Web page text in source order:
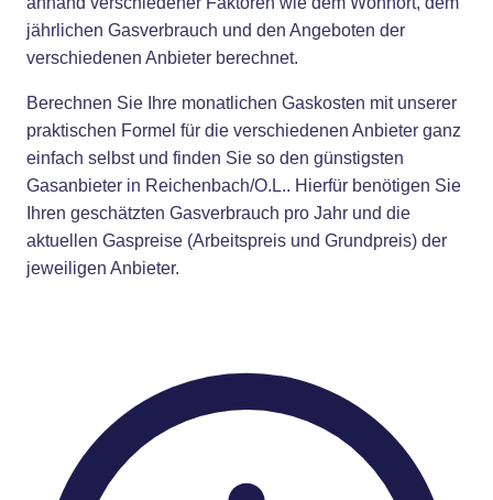
jährlichen Gasverbrauch und den Angeboten der
verschiedenen Anbieter berechnet.
Berechnen Sie Ihre monatlichen Gaskosten mit unserer
praktischen Formel für die verschiedenen Anbieter ganz
einfach selbst und finden Sie so den günstigsten
Gasanbieter in Reichenbach/O.L.. Hierfür benötigen Sie
Ihren geschätzten Gasverbrauch pro Jahr und die
aktuellen Gaspreise (Arbeitspreis und Grundpreis) der
jeweiligen Anbieter.